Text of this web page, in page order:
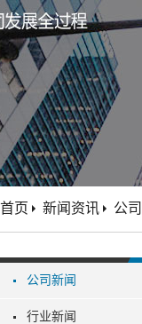
公司新闻
行业新闻
首页 新闻资讯 公